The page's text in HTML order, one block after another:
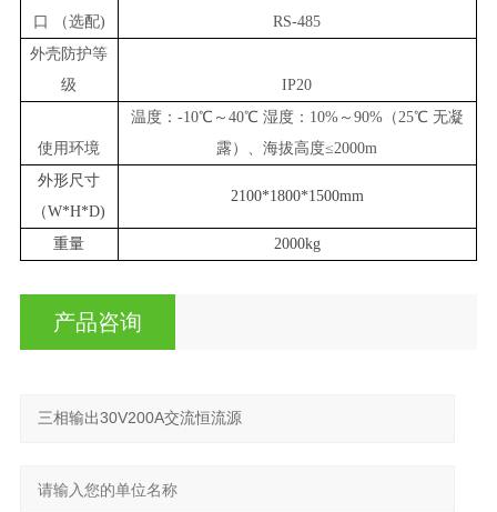
口 （选配)
RS-485
外壳防护等
级
IP20
使用环境
温度：-10℃～40℃ 湿度：10%～90%（25℃ 无凝
露）、海拔高度≤2000m
外形尺寸
（W*H*D)
2100*1800*1500mm
重量 2000kg
产品咨询